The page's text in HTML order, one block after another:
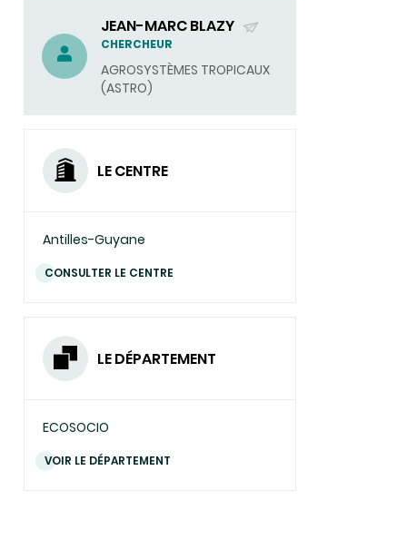
JEAN-MARC BLAZY
(ENVOYER
UN
COURRIEL)
CHERCHEUR
AGROSYSTÈMES TROPICAUX
(ASTRO)
LE CENTRE
Antilles-Guyane
CONSULTER LE CENTRE
LE DÉPARTEMENT
ECOSOCIO
VOIR LE DÉPARTEMENT